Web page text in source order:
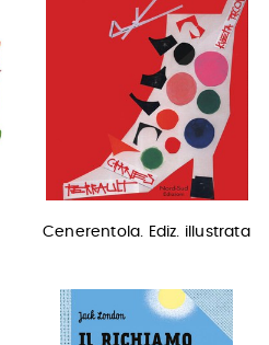
Cenerentola. Ediz. illustrata